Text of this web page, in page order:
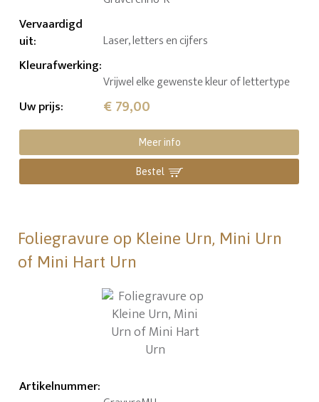
Vervaardigd
uit: Laser, letters en cijfers
Kleurafwerking:
Vrijwel elke gewenste kleur of lettertype
Uw prijs: € 79,00
Meer info
Bestel
Foliegravure op Kleine Urn, Mini Urn
of Mini Hart Urn
Artikelnummer: